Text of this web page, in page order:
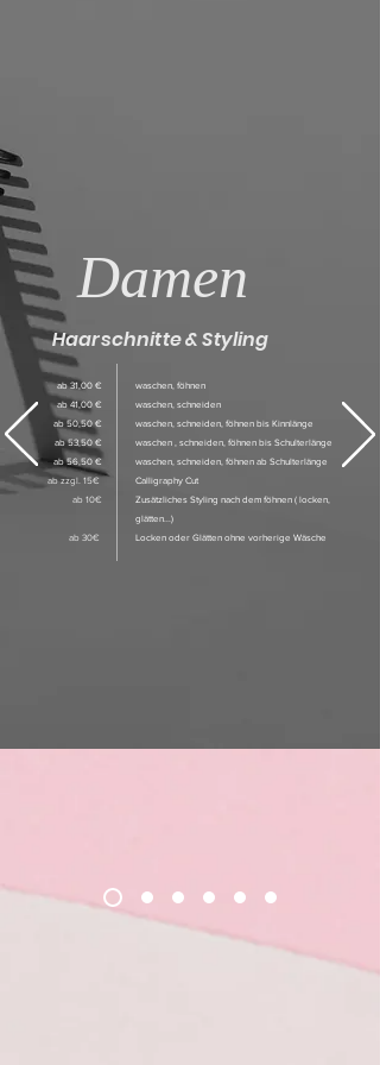
Damen
Haarschnitte & Styling
ab 31,00 €
ab 41,00 €
ab 50,50 €
ab 53,50 €
ab 56,50 €
ab zzgl. 15€
ab 10€
ab 30€
waschen, föhnen
waschen, schneiden
waschen, schneiden, föhnen bis Kinnlänge
waschen , schneiden, föhnen bis Schulterlänge
waschen, schneiden, föhnen ab Schulterlänge
Calligraphy Cut
Zusätzliches Styling nach dem föhnen ( locken,
glätten...)
Locken oder Glätten ohne vorherige Wäsche